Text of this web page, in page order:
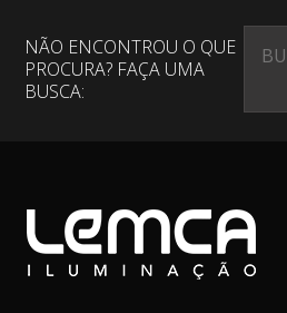
NÃO ENCONTROU O QUE
PROCURA? FAÇA UMA
BUSCA: